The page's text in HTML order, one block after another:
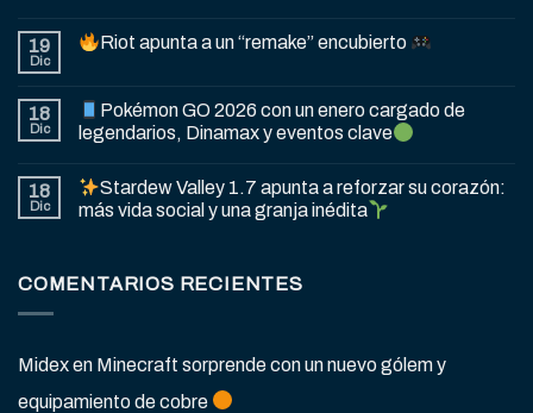
19
Dic
Riot apunta a un “remake” encubierto
18
Dic
Pokémon GO 2026 con un enero cargado de
legendarios, Dinamax y eventos clave
18
Dic
Stardew Valley 1.7 apunta a reforzar su corazón:
más vida social y una granja inédita
COMENTARIOS RECIENTES
Midexen Minecraft sorprende con un nuevo gólem y
equipamiento de cobre